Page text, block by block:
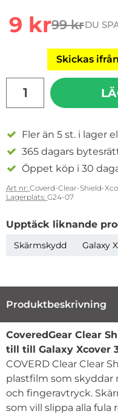
rea pris
9 krtidigare
99 krDU
Skickas
Fler än 5 st. i lager
365 dagars
Öppet köp i 30
Art nr: Coverd-Clear-Shield-
Lagerplats: G24-07
Upptäck liknande
Skärmskydd Galaxy
Produktbeskrivning
CoveredGear Clear
till till Galaxy Xcover
COVERD Clear Clear
plastfilm som
och fingeravtryck.
som vill slippa alla fula